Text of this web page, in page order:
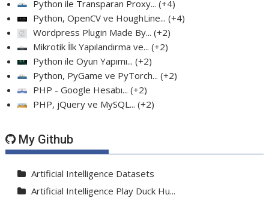
Python ile Transparan Proxy... +4
Python, OpenCV ve HoughLine... +4
Wordpress Plugin Made By... +2
Mikrotik İlk Yapılandırma ve... +2
Python ile Oyun Yapımı... +2
Python, PyGame ve PyTorch... +2
PHP - Google Hesabı... +2
PHP, jQuery ve MySQL... +2
My Github
Artificial Intelligence Datasets
Artificial Intelligence Play Duck Hu...